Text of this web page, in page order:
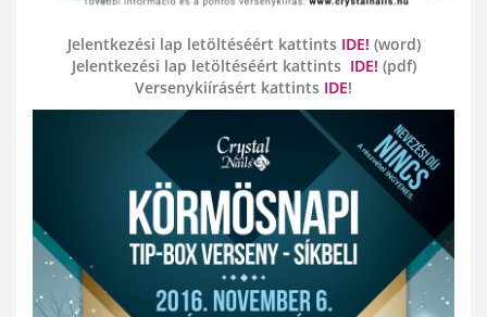
Jelentkezési lap letöltéséért kattints IDE! (word)
Jelentkezési lap letöltéséért kattints IDE! (pdf)
Versenykiírásért kattints IDE!